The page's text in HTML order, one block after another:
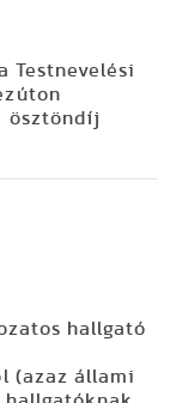
Testnevelési
ösztöndíj
hallgató
(azaz állami